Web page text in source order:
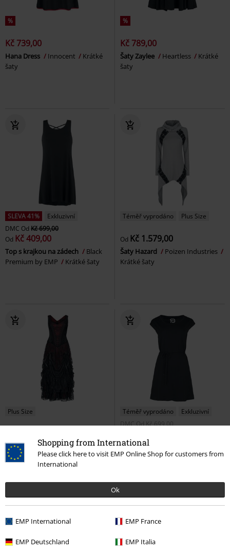
Shopping from International
Please click here to visit EMP Online Shop for customers from
International
Ok
EMP International EMP France
EMP Deutschland EMP Italia
%
Kč 739,00
Hana Dress Innocent
Krátké
šaty
%
Kč 789,00
Šaty Zaylee Heartless
Krátké
šaty
SLEVA 41%
Exkluzivní
DMC Od Kč 699,00
Od Kč 409,00
Top s krajkou na zádech
Black
Premium by EMP
Krátké šaty
Téměř vyprodáno Plus Size
Od Kč 1.579,00
Šaty Hazard
Poizen Industries
Krátké šaty
Plus Size
Dlouhé šaty
Sinister Gothic
Dlouhé šaty
Téměř vyprodáno
Exkluzivní
DMCOdKč 699,00
Here Comes The Sun
EMP
Středně dlouhé šaty